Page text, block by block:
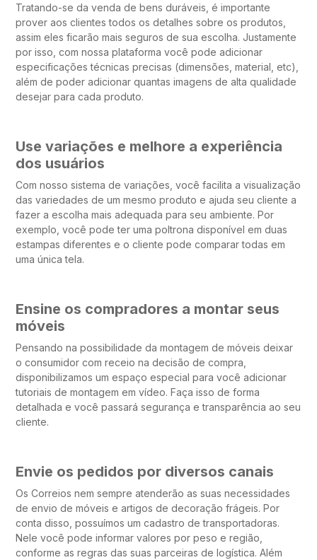
Tratando-se da venda de bens duráveis, é importante
prover aos clientes todos os detalhes sobre os produtos,
assim eles ficarão mais seguros de sua escolha. Justamente
por isso, com nossa plataforma você pode adicionar
especificações técnicas precisas (dimensões, material, etc),
além de poder adicionar quantas imagens de alta qualidade
desejar para cada produto.
Use variações e melhore a experiência
dos usuários
Com nosso sistema de variações, você facilita a visualização
das variedades de um mesmo produto e ajuda seu cliente a
fazer a escolha mais adequada para seu ambiente. Por
exemplo, você pode ter uma poltrona disponível em duas
estampas diferentes e o cliente pode comparar todas em
uma única tela.
Ensine os compradores a montar seus
móveis
Pensando na possibilidade da montagem de móveis deixar
o consumidor com receio na decisão de compra,
disponibilizamos um espaço especial para você adicionar
tutoriais de montagem em vídeo. Faça isso de forma
detalhada e você passará segurança e transparência ao seu
cliente.
Envie os pedidos por diversos canais
Os Correios nem sempre atenderão as suas necessidades
de envio de móveis e artigos de decoração frágeis. Por
conta disso, possuímos um cadastro de transportadoras.
Nele você pode informar valores por peso e região,
conforme as regras das suas parceiras de logística. Além